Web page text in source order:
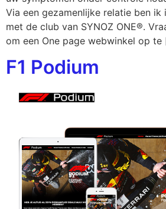
Via een gezamenlijke relatie ben
met de club van SYNOZ ONE®.
om een One page webwinkel op
F1 Podium